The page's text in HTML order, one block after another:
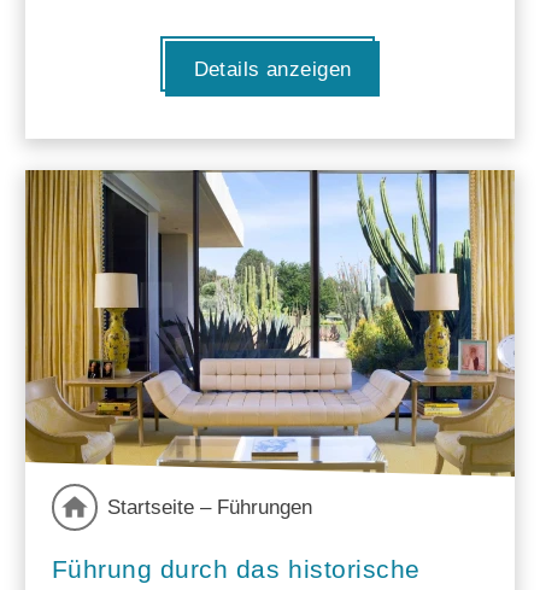
Details anzeigen
Startseite – Führungen
Führung durch das historische